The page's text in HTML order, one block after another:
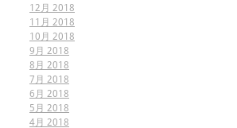
12月 2018
11月 2018
10月 2018
9月 2018
8月 2018
7月 2018
6月 2018
5月 2018
4月 2018